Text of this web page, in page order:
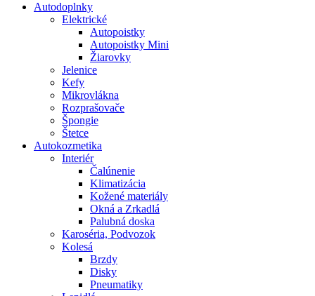
Autodoplnky
Elektrické
Autopoistky
Autopoistky Mini
Žiarovky
Jelenice
Kefy
Mikrovlákna
Rozprašovače
Špongie
Štetce
Autokozmetika
Interiér
Čalúnenie
Klimatizácia
Kožené materiály
Okná a Zrkadlá
Palubná doska
Karoséria, Podvozok
Kolesá
Brzdy
Disky
Pneumatiky